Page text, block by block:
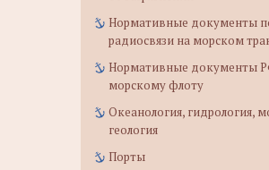
Нормативные документы
радиосвязи на морском
Нормативные документы
морскому флоту
Океанология, гидрология,
геология
Порты